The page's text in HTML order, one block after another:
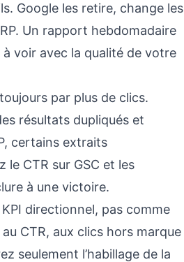
Google les retire, change les
Un rapport hebdomadaire
à voir avec la qualité de votre
par plus de clics.
résultats dupliqués et
certains extraits
le CTR sur GSC et les
à une victoire.
directionnel, pas comme
CTR, aux clics hors marque
seulement l’habillage de la